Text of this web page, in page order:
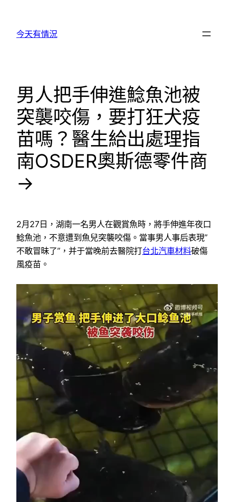
今天有情況
男人把手伸進鯰魚池被
突襲咬傷，要打狂犬疫
苗嗎？醫生給出處理指
南OSDER奧斯德零件商
→
2月27日，湖南一名男人在觀賞魚時，將手伸進年夜口
鯰魚池，不意遭到魚兒突襲咬傷。當事男人事后表現”
不敢冒昧了”，并于當晚前去醫院打台北汽車材料破傷
風疫苗。